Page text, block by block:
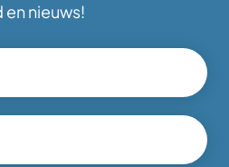
nieuws!